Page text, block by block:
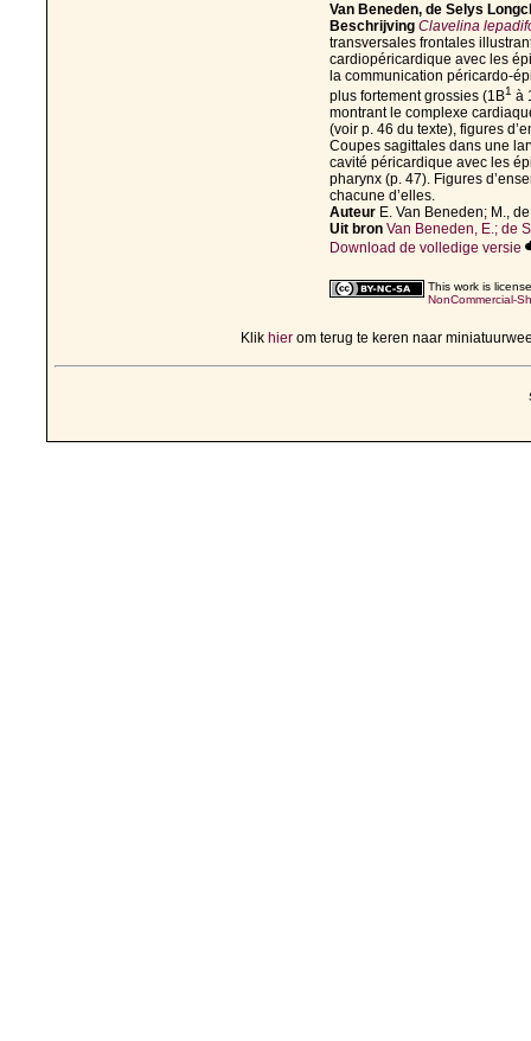
Van Beneden, de Selys
Beschrijving Clavelina
transversales frontales
cardiopéricardique avec les
la communication péricardo-
plus fortement grossies (1B1 à
montrant le complexe
(voir p. 46 du texte), figures
Coupes sagittales dans une
cavité péricardique avec les
pharynx (p. 47). Figures
chacune d’elles.
Auteur E. Van Beneden; M.,
Uit bron Van Beneden, E.; de
Download de volledige versie
This work is
NonCommercial-
Klik hier om terug te keren naar